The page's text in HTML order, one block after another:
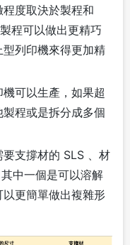
度取決於製程和
程可以做出更精巧
列印機來得更加精
可以生產，如果超
程或是拆分成多個
支撐材的 SLS 、材
中一個是可以溶解
更簡單做出複雜形